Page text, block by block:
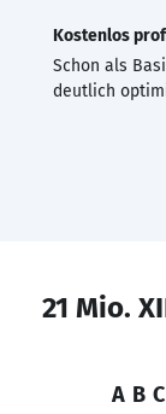
Kostenlos
Schon als
deutlich
21 Mio.
A B C